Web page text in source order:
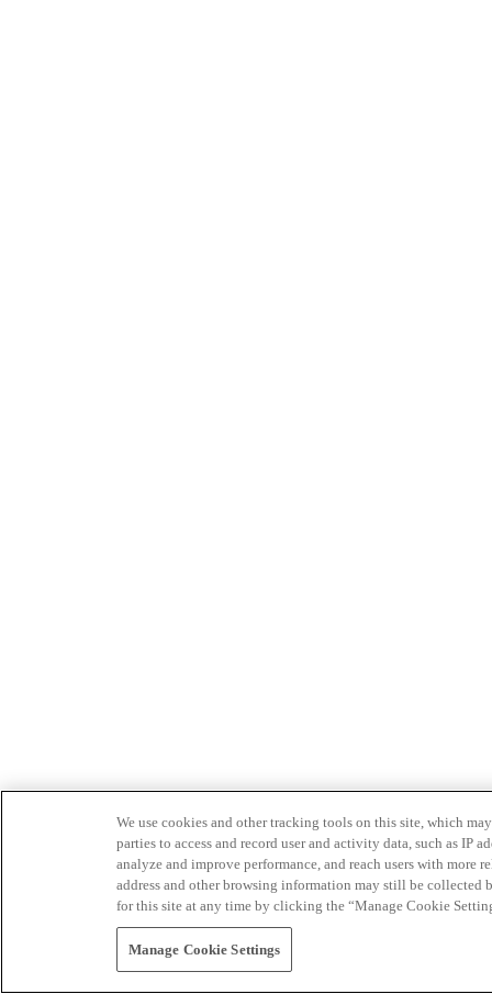
We use cookies and other tracking tools on this site, which
parties to access and record user and activity data, such as IP
analyze and improve performance, and reach users with
address and other browsing information may still be collected
for this site at any time by clicking the “Manage Cookie
Manage Cookie Settings